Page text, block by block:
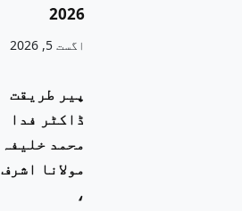
2026
اگست 5, 2026
پیر طریقت
ڈاکٹر فدا
محمد خلیفہ
مولانا اشرف
،